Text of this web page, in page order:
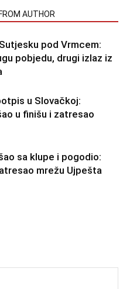
AUTHOR
pod Vrmcem:
pobjedu, drugi izlaz iz
u Slovačkoj:
u finišu i zatresao
sa klupe i pogodio:
mrežu Ujpešta